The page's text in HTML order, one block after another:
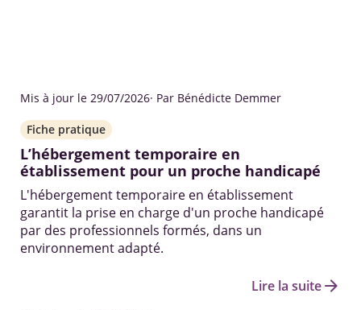
Mis à jour le 29/07/2026· Par Bénédicte Demmer
Fiche pratique
L’hébergement temporaire en
établissement pour un proche handicapé
L'hébergement temporaire en établissement
garantit la prise en charge d'un proche handicapé
par des professionnels formés, dans un
environnement adapté.
Lire la suitearrow_forward